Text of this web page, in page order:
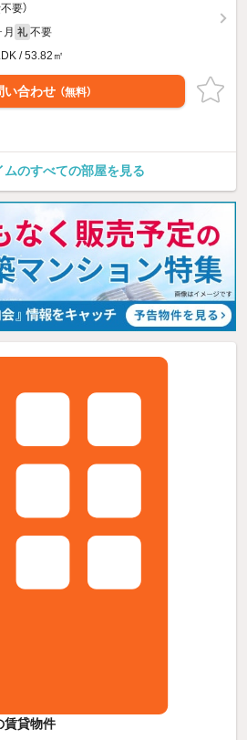
要）
月 礼 不要
/ 53.82㎡
い合わせ （無料）
ムのすべての部屋を見る
賃貸物件